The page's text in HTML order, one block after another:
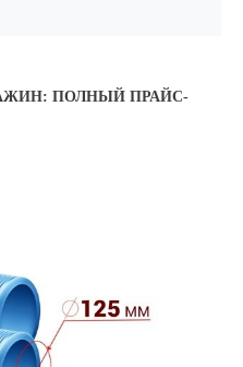
ПОЛНЫЙ ПРАЙС-